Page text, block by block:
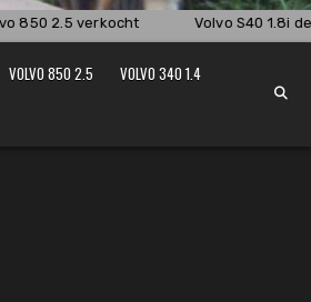
850 2.5 verkocht Volvo S40 1.8i
VOLVO 850 2.5
VOLVO 340 1.4